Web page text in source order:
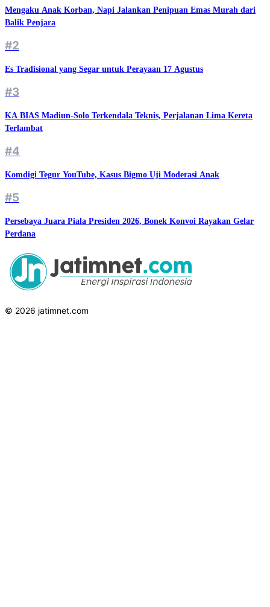
Mengaku Anak Korban, Napi Jalankan Penipuan Emas Murah dari
Balik Penjara
#2
Es Tradisional yang Segar untuk Perayaan 17 Agustus
#3
KA BIAS Madiun-Solo Terkendala Teknis, Perjalanan Lima Kereta
Terlambat
#4
Komdigi Tegur YouTube, Kasus Bigmo Uji Moderasi Anak
#5
Persebaya Juara Piala Presiden 2026, Bonek Konvoi Rayakan Gelar
Perdana
© 2026 jatimnet.com